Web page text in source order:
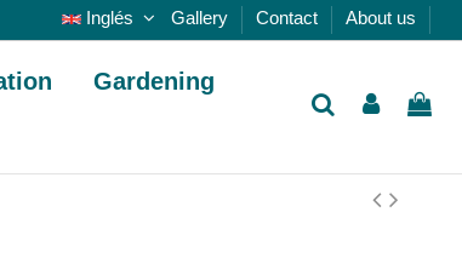
Inglés Gallery Contact About us
Gardening